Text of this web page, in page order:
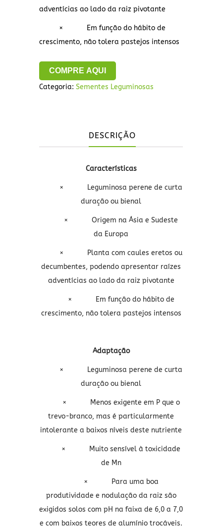
adventícias ao lado da raiz pivotante
×
Em função do hábito de
crescimento, não tolera pastejos intensos
COMPRE AQUI
Categoria: Sementes Leguminosas
DESCRIÇÃO
Características
×
Leguminosa perene de curta
duração ou bienal
× Origem na Ásia e Sudeste
da Europa
×
Planta com caules eretos ou
decumbentes, podendo apresentar raízes
adventícias ao lado da raiz pivotante
×
Em função do hábito de
crescimento, não tolera pastejos intensos
Adaptação
×
Leguminosa perene de curta
duração ou bienal
×
Menos exigente em P que o
trevo-branco, mas é particularmente
intolerante a baixos níveis deste nutriente
×
Muito sensível à toxicidade
de Mn
×
Para uma boa
produtividade e nodulação da raiz são
exigidos solos com pH na faixa de 6,0 a 7,0
e com baixos teores de alumínio trocáveis.